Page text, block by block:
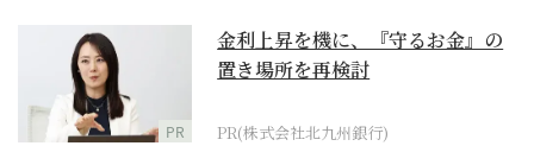
PR
金利上昇を機に、『守るお金』の
置き場所を再検討
PR(株式会社北九州銀行)